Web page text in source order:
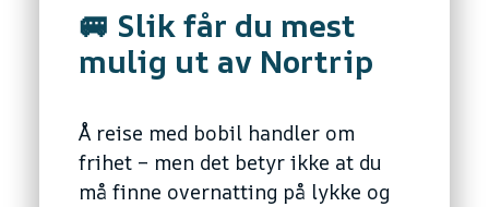
🚐 Slik får du mest
mulig ut av Nortrip
Å reise med bobil handler om
frihet – men det betyr ikke at du
må finne overnatting på lykke og